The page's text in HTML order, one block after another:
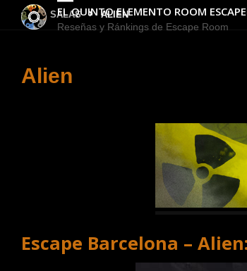
EL QUINTO ELEMENTO ROOM
Reseñas y Ránkings de Escape Room
INICIOSALAS ALIEN
Alien
Escape Barcelona –